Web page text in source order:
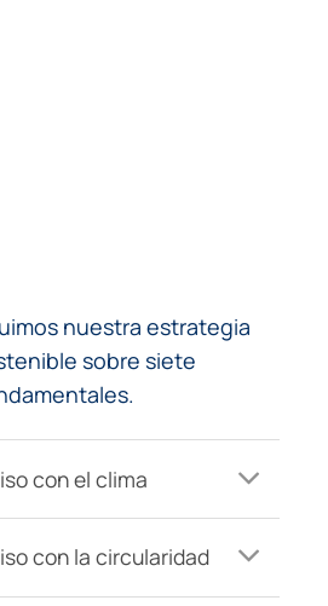
nuestra estrategia
sobre siete
con el clima
con la circularidad